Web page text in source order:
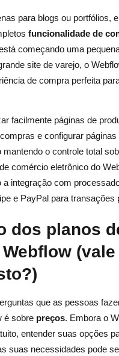
para blogs ou portfólios,
funcionalidade de
começando uma
site de varejo, o
de compra perfeita
facilmente páginas de
e configurar páginas
mantendo o controle total
comércio eletrônico do
integração com
e PayPal para transações
dos planos
(vale
que as pessoas
é sobre preços. Embora o
entender suas opções
suas necessidades pode